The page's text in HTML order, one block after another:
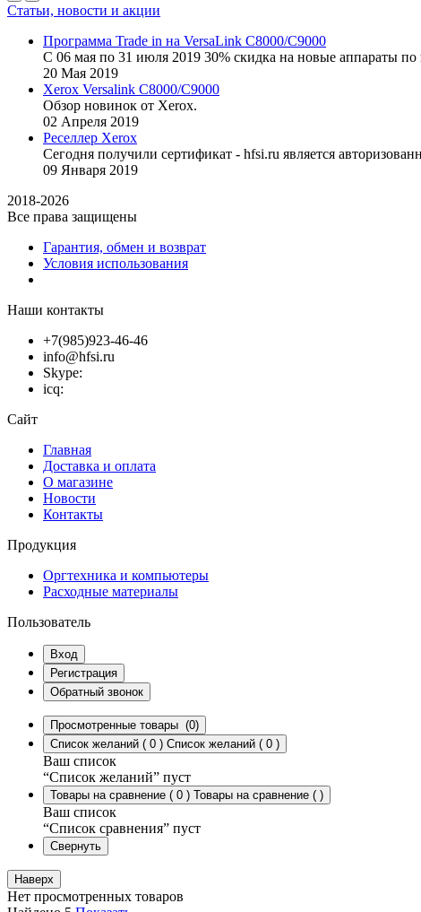
Статьи, новости и акции
Программа Trade in на VersaLink C8000/C9000
С 06 мая по 31 июля 2019 30% скидка на новые аппараты
20 Мая 2019
Xerox Versalink C8000/C9000
Обзор новинок от Xerox.
02 Апреля 2019
Реселлер Xerox
Сегодня получили сертификат - hfsi.ru является
09 Января 2019
2018-2026
Все права защищены
Гарантия, обмен и возврат
Условия использования
Наши контакты
+7(985)923-46-46
info@hfsi.ru
Skype:
icq:
Сайт
Главная
Доставка и оплата
О магазине
Новости
Контакты
Продукция
Оргтехника и компьютеры
Расходные материалы
Пользователь
Вход
Регистрация
Обратный звонок
Просмотренные товары (0)
Список желаний ( 0 ) Список желаний ( 0 )
Ваш список
“Список желаний” пуст
Товары на сравнение ( 0 ) Товары на сравнение ( )
Ваш список
“Список сравнения” пуст
Свернуть
Наверх
Нет просмотренных товаров